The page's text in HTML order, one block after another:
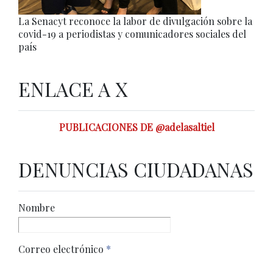
La Senacyt reconoce la labor de divulgación sobre la
covid-19 a periodistas y comunicadores sociales del
país
ENLACE A X
PUBLICACIONES DE @adelasaltiel
DENUNCIAS CIUDADANAS
Nombre
Correo electrónico *